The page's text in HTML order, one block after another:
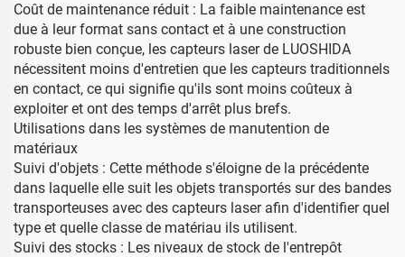
Coût de maintenance réduit : La faible maintenance est
due à leur format sans contact et à une construction
robuste bien conçue, les capteurs laser de LUOSHIDA
nécessitent moins d'entretien que les capteurs traditionnels
en contact, ce qui signifie qu'ils sont moins coûteux à
exploiter et ont des temps d'arrêt plus brefs.
Utilisations dans les systèmes de manutention de
matériaux
Suivi d'objets : Cette méthode s'éloigne de la précédente
dans laquelle elle suit les objets transportés sur des bandes
transporteuses avec des capteurs laser afin d'identifier quel
type et quelle classe de matériau ils utilisent.
Suivi des stocks : Les niveaux de stock de l'entrepôt